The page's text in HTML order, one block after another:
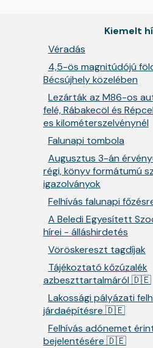
Kiemelt
Véradás
4,5-ös magnitúdójú
Bécsújhely közelében
Lezárták az M86-os
felé, Rábakecöl és
es kilométerszelvénynél
Falunapi tombola
Augusztus 3-án
régi, könyv formátumú
igazolványok
Felhívás falunapi
A Beledi Egyesített
hírei - álláshirdetés
Vöröskereszt tagdíjak
Tájékoztató kőzúzalék
azbeszttartalmáról 🇩🇪
Lakossági pályázati
járdaépítésre 🇩🇪
Felhívás adónemet
bejelentésére 🇩🇪